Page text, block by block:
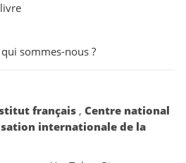
sommes-nous ?
français , Centre national
internationale de la